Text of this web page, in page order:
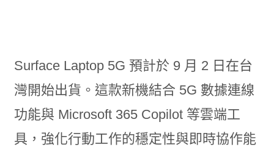
Surface Laptop 5G 預計於 9 月 2 日在台
灣開始出貨。這款新機結合 5G 數據連線
功能與 Microsoft 365 Copilot 等雲端工
具，強化行動工作的穩定性與即時協作能